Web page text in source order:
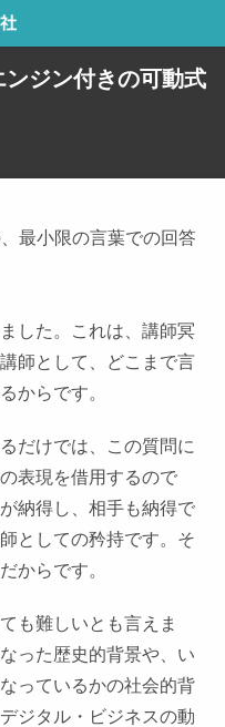
ジン付きの可動式
、最小限の言葉での回答
した。これは、講師冥
師として、どこまで言
からです。
だけでは、この質問に
表現を借用するので
納得し、相手も納得で
としての矜持です。そ
からです。
も難しいとも言えま
った歴史的背景や、い
っているかの社会的背
ジタル・ビジネスの動